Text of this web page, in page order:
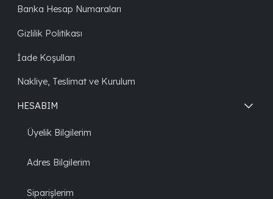
Banka Hesap Numaraları
Gizlilik Politikası
İade Koşulları
Nakliye, Teslimat ve Kurulum
HESABIM
Üyelik Bilgilerim
Adres Bilgilerim
Siparişlerim